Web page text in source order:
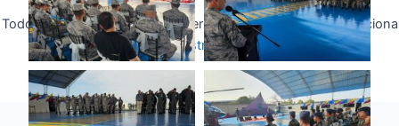
Todos los derechos © 2026 Fuerza Aérea Ecuatoriana | Funciona
gracias aTema Astra para WordPress